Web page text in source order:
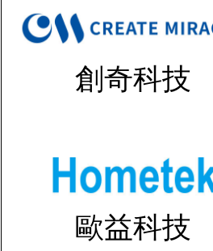
創奇科技
歐益科技